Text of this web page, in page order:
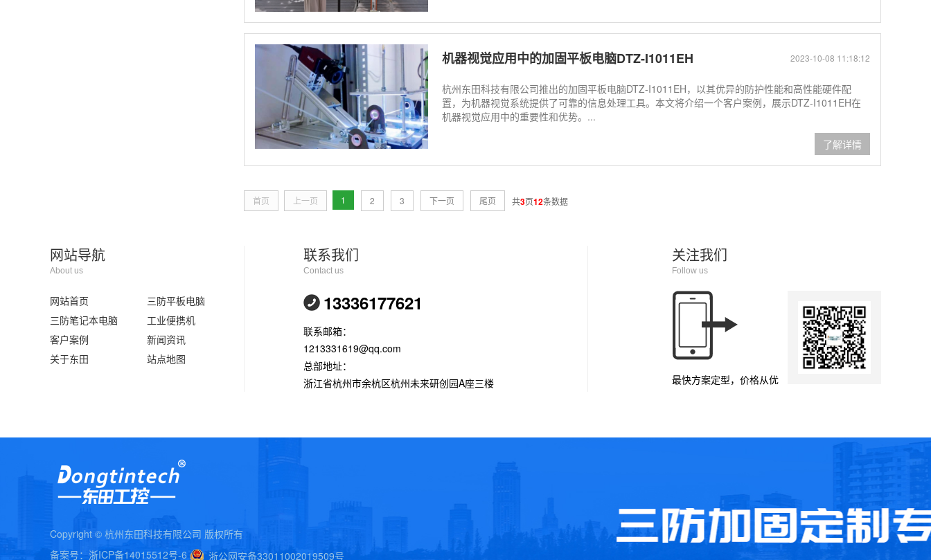
2023-10-08 11:18:12
机器视觉应用中的加固平板电脑DTZ-I1011EH
杭州东田科技有限公司推出的加固平板电脑DTZ-I1011EH，以其优异的防护性能和高性能硬件配
置，为机器视觉系统提供了可靠的信息处理工具。本文将介绍一个客户案例，展示DTZ-I1011EH在
机器视觉应用中的重要性和优势。...
了解详情
首页 上一页 1 2 3 下一页 尾页 共3页12条数据
网站导航
About us
网站首页
三防平板电脑
三防笔记本电脑
工业便携机
客户案例
新闻资讯
关于东田
站点地图
联系我们
Contact us
13336177621
联系邮箱：
1213331619@qq.com
总部地址：
浙江省杭州市余杭区杭州未来研创园A座三楼
关注我们
Follow us
最快方案定型，价格从优
Copyright © 杭州东田科技有限公司 版权所有
备案号： 浙ICP备14015512号-6 浙公网安备33011002019509号